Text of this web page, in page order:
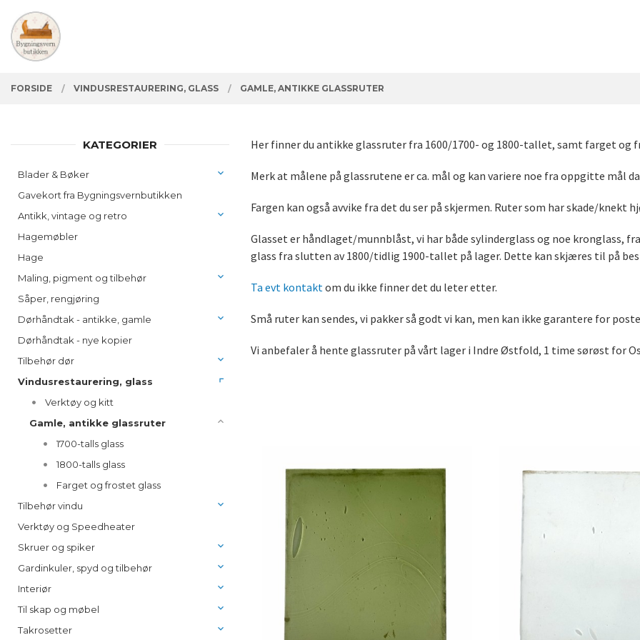
innholdet
PRODUKTER
Lukk
FORSIDE VINDUSRESTAURERING, GLASS GAMLE, ANTIKKE GLASSRUTER
Her finner du antikke glassruter fra 1600/1700- og 1800-tallet, samt farget
Merk at målene på glassrutene er ca. mål og kan variere noe fra oppgitte mål
Fargen kan også avvike fra det du ser på skjermen. Ruter som har skade/
Glasset er håndlaget/munnblåst, vi har både sylinderglass og noe kronglass,
glass fra slutten av 1800/tidlig 1900-tallet på lager. Dette kan skjæres til på
Ta evt kontaktom du ikke finner det du leter etter.
Små ruter kan sendes, vi pakker så godt vi kan, men kan ikke garantere for
Vi anbefaler å hente glassruter på vårt lager i Indre Østfold, 1 time sørøst for
KATEGORIER
Blader & Bøker
Gavekort fra Bygningsvernbutikken
Antikk, vintage og retro
Hagemøbler
Hage
Maling, pigment og tilbehør
Såper, rengjøring
Dørhåndtak - antikke, gamle
Dørhåndtak - nye kopier
Tilbehør dør
Vindusrestaurering, glass
Verktøy og kitt
Gamle, antikke glassruter
1700-talls glass
1800-talls glass
Farget og frostet glass
Tilbehør vindu
Verktøy og Speedheater
Skruer og spiker
Gardinkuler, spyd og tilbehør
Interiør
Til skap og møbel
Takrosetter